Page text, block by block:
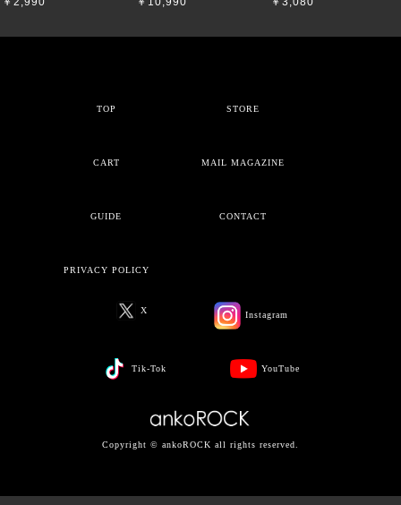
TOP STORE
CART MAIL MAGAZINE
GUIDE CONTACT
PRIVACY POLICY
X Instagram
Tik-Tok YouTube
Copyright © ankoROCK all rights reserved.